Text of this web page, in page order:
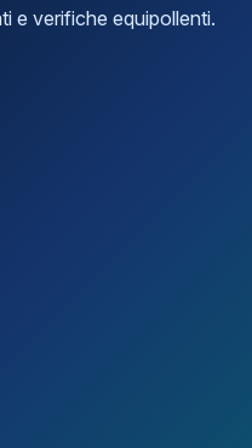
e verifiche equipollenti.